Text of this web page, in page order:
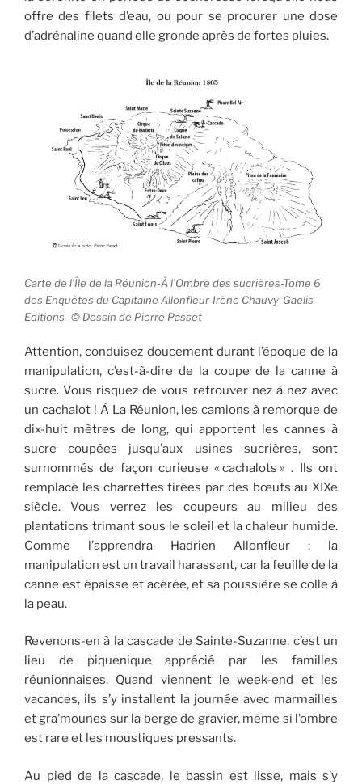
offre des filets d’eau, ou pour se procurer une dose
d’adrénaline quand elle gronde après de fortes pluies.
Carte de l’Île de la Réunion-À l’Ombre des sucrières-Tome 6
des Enquêtes du Capitaine Allonfleur-Irène Chauvy-Gaelis
Editions- © Dessin de Pierre Passet
Attention, conduisez doucement durant l’époque de la
manipulation, c’est-à-dire de la coupe de la canne à
sucre. Vous risquez de vous retrouver nez à nez avec
un cachalot ! À La Réunion, les camions à remorque de
dix-huit mètres de long, qui apportent les cannes à
sucre coupées jusqu’aux usines sucrières, sont
surnommés de façon curieuse « cachalots » . Ils ont
remplacé les charrettes tirées par des bœufs au XIXe
siècle. Vous verrez les coupeurs au milieu des
plantations trimant sous le soleil et la chaleur humide.
Comme l’apprendra Hadrien Allonfleur : la
manipulation est un travail harassant, car la feuille de la
canne est épaisse et acérée, et sa poussière se colle à
la peau.
Revenons-en à la cascade de Sainte-Suzanne, c’est un
lieu de piquenique apprécié par les familles
réunionnaises. Quand viennent le week-end et les
vacances, ils s’y installent la journée avec marmailles
et gra’mounes sur la berge de gravier, même si l’ombre
est rare et les moustiques pressants.
Au pied de la cascade, le bassin est lisse, mais s’y